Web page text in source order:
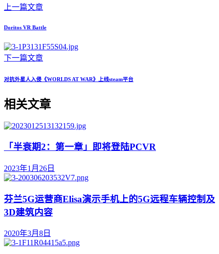
上一篇文章
Doritos VR Battle
下一篇文章
对抗外星人入侵《WORLDS AT WAR》上线steam平台
相关文章
「半衰期2：第一章」即将登陆PCVR
2023年1月26日
芬兰5G运营商Elisa演示手机上的5G远程车辆控制及
3D建筑内容
2020年3月8日